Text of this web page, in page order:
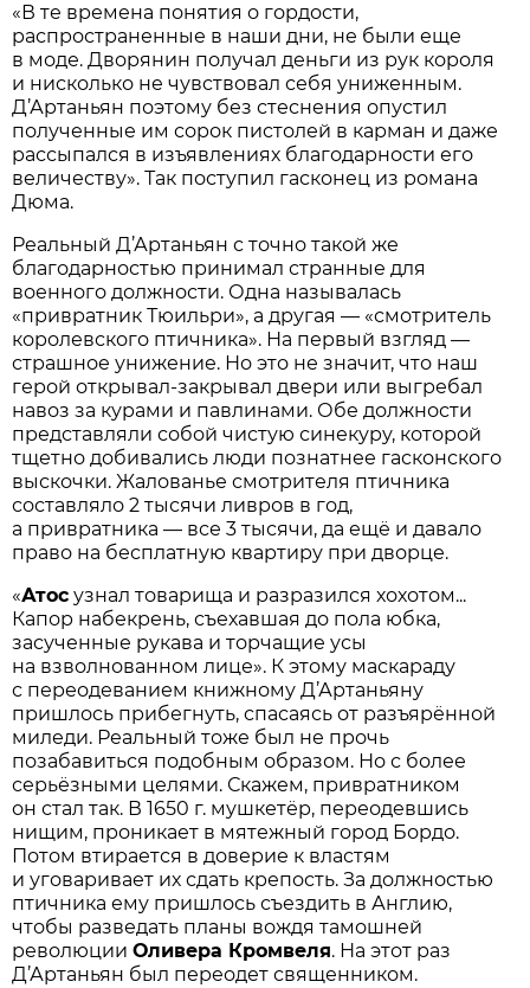
«В те времена понятия о гордости,
распространенные в наши дни, не были еще
в моде. Дворянин получал деньги из рук короля
и нисколько не чувствовал себя униженным.
Д’Артаньян поэтому без стеснения опустил
полученные им сорок пистолей в карман и даже
рассыпался в изъявлениях благодарности его
величеству». Так поступил гасконец из романа
Дюма.
Реальный Д’Артаньян с точно такой же
благодарностью принимал странные для
военного должности. Одна называлась
«привратник Тюильри», а другая — «смотритель
королевского птичника». На первый взгляд —
страшное унижение. Но это не значит, что наш
герой открывал-закрывал двери или выгребал
навоз за курами и павлинами. Обе должности
представляли собой чистую синекуру, которой
тщетно добивались люди познатнее гасконского
выскочки. Жалованье смотрителя птичника
составляло 2 тысячи ливров в год,
а привратника — все 3 тысячи, да ещё и давало
право на бесплатную квартиру при дворце.
«Атос узнал товарища и разразился хохотом...
Капор набекрень, съехавшая до пола юбка,
засученные рукава и торчащие усы
на взволнованном лице». К этому маскараду
с переодеванием книжному Д’Артаньяну
пришлось прибегнуть, спасаясь от разъярённой
миледи. Реальный тоже был не прочь
позабавиться подобным образом. Но с более
серьёзными целями. Скажем, привратником
он стал так. В 1650 г. мушкетёр, переодевшись
нищим, проникает в мятежный город Бордо.
Потом втирается в доверие к властям
и уговаривает их сдать крепость. За должностью
птичника ему пришлось съездить в Англию,
чтобы разведать планы вождя тамошней
революцииОливера Кромвеля. На этот раз
Д’Артаньян был переодет священником.